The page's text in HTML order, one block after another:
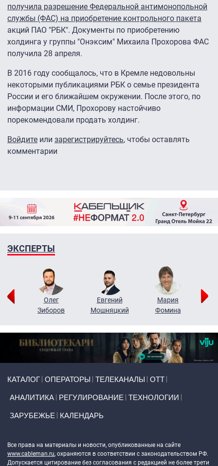
получила разрешение Федеральной антимонопольной
службы (ФАС) на приобретение контрольного пакета
акций ПАО "РБК". Документы по приобретению
холдинга у группы "Онэксим" Михаила Прохорова ФАС
получила 28 апреля.
В 2016 году сообщалось, что в Кремле недовольны
некоторыми публикациями РБК о семье президента
России и его ближайшем окружении. После этого, по
информации СМИ, Прохорову настойчиво
порекомендовали продать холдинг.
Войдите или зарегистрируйтесь, чтобы оставлять
комментарии
ЭКСПЕРТЫ
Олег
Зиборов
Евгений
Мошняцкий
Мария
Фомина
КАТАЛОГ ОПЕРАТОРЫ ТЕЛЕКАНАЛЫ ОТТ
АНАЛИТИКА РЕГУЛИРОВАНИЕ ТЕХНОЛОГИИ
ЗАРУБЕЖЬЕ КАЛЕНДАРЬ
Все права на материалы и новости, опубликованные на сайте
www.cableman.ru, охраняются в соответствии с законодательством РФ.
Допускается цитирование без согласования с редакцией не более трети